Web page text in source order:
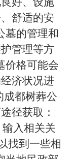
舒适的安
墓的管理和
管理等方
价格可能会
济状况进
成都树葬公
径获取：
入相关关
找到一些相